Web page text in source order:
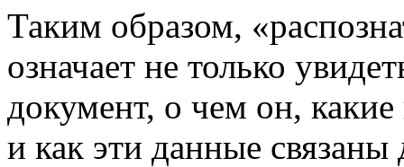
Таким образом,
означает не только
документ, о чем он,
и как эти данные связаны